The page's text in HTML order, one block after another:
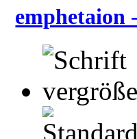
emphetaion